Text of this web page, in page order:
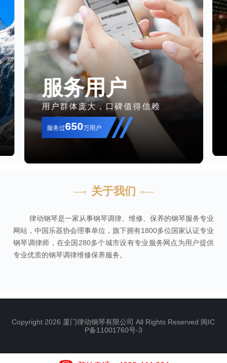
服务用户
用户群体庞大，口碑值得信赖
服务过650万用户
关于我们
律动钢琴是一家从事钢琴调律、维修、保养的钢琴服务专业
网站，中国乐器协会理事单位，旗下拥有1800多位国家认证专业
钢琴调律师，在全国280多个城市设有专业服务网点为用户提供
专业优质的钢琴调律维修保养服务。
Copyright 2026 厦门律动钢琴有限公司 All Rights Reserved 闽IC
P备11001760号-3